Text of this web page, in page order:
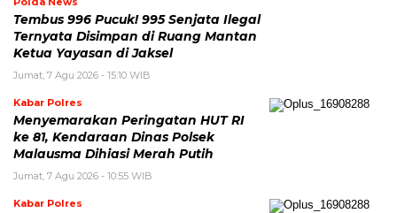
Tembus 996 Pucuk! 995 Senjata Ilegal
Ternyata Disimpan di Ruang Mantan
Ketua Yayasan di Jaksel
Jumat, 7 Agu 2026 - 15:10 WIB
Kabar Polres
Menyemarakan Peringatan HUT RI
ke 81, Kendaraan Dinas Polsek
Malausma Dihiasi Merah Putih
Jumat, 7 Agu 2026 - 10:55 WIB
Kabar Polres